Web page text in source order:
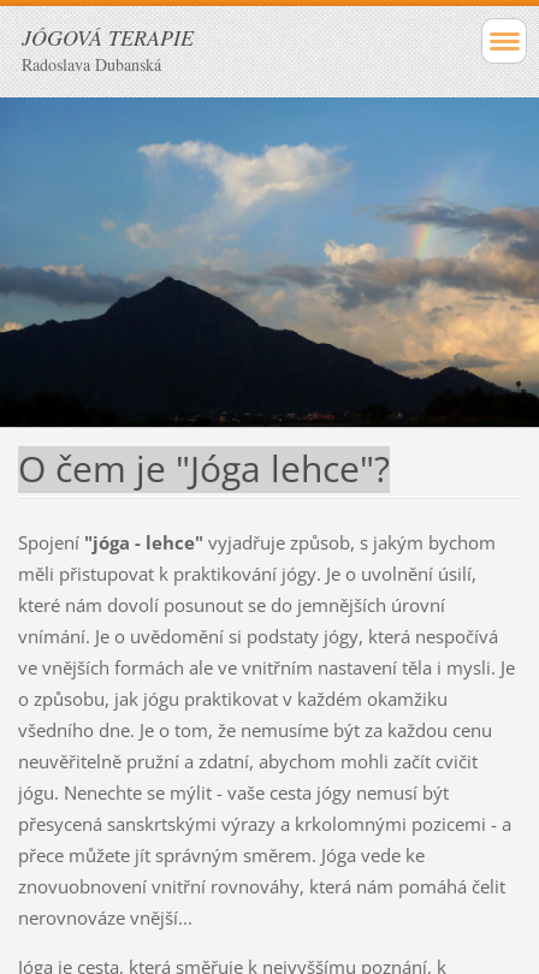
JÓGOVÁ TERAPIE
Radoslava Dubanská
O čem je "Jóga lehce"?
Spojení "jóga - lehce" vyjadřuje způsob, s jakým bychom
měli přistupovat k praktikování jógy. Je o uvolnění úsilí,
které nám dovolí posunout se do jemnějších úrovní
vnímání. Je o uvědomění si podstaty jógy, která nespočívá
ve vnějších formách ale ve vnitřním nastavení těla i mysli. Je
o způsobu, jak jógu praktikovat v každém okamžiku
všedního dne. Je o tom, že nemusíme být za každou cenu
neuvěřitelně pružní a zdatní, abychom mohli začít cvičit
jógu. Nenechte se mýlit - vaše cesta jógy nemusí být
přesycená sanskrtskými výrazy a krkolomnými pozicemi - a
přece můžete jít správným směrem. Jóga vede ke
znovuobnovení vnitřní rovnováhy, která nám pomáhá čelit
nerovnováze vnější...
Jóga je cesta, která směřuje k nejvyššímu poznání, k